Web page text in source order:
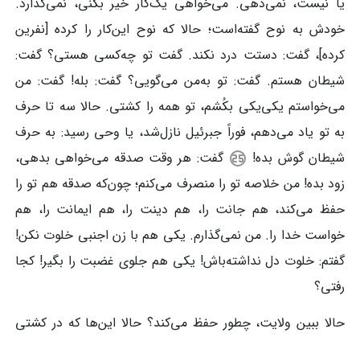
خودش به نوح گفته‌است؛ حالا که نوح این‌کار را کرده [نفرین
کرده]، گفت: دستت درد نکند. گفت تو چه‌کسی هستی؟ گفت:
شیطان هستم. گفت: تو به‌من می‌گویی؟ گفت: بله! گفت: من
می‌خواستم یکی‌یکی بکُشم، تو همه را کشتی. حالا سه تا حرف
به تو یاد می‌دهم، فوراً جبرئیل نازل‌شد، یا وحی رسید: به حرف
شیطان گوش بده!
گفت: هر وقت صدقه می‌خواهی بدهی،
زود بده! من خلاصه تو را منصرف می‌کنم؛ چون‌که صدقه هم تو را
حفظ می‌کند، هم جانت را، هم دینت را، هم ایمانت را، هم
خواست خدا را. من نمی‌گذارم. یکی هم با زن اجنبی خلوت نکن!
گفتم: خلوت دل نداشته‌باش! یکی هم جلوی غضبت را بگیر! کجا
رفتی؟
حالا ببین ولایت، چطور حفظ می‌کند؟ حالا این‌ها که در کشتی